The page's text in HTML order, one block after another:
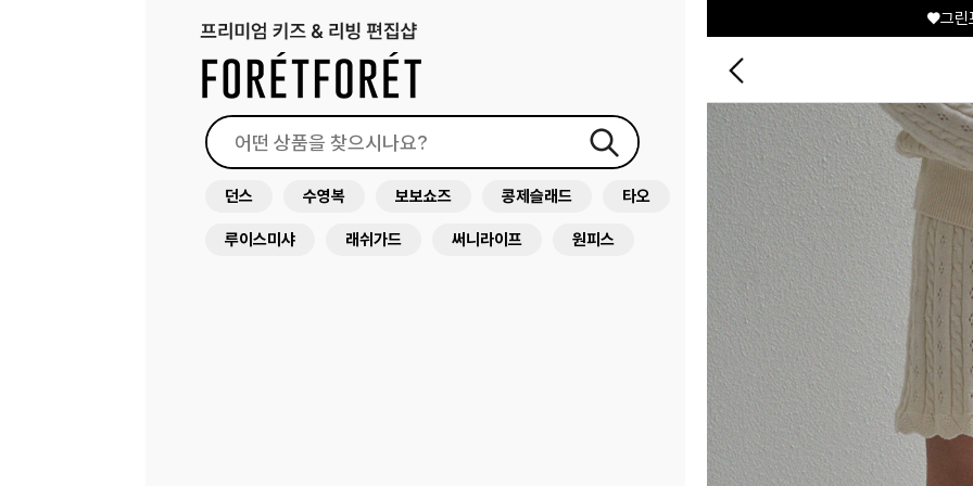
던스 수영복 보보쇼즈 콩제슬래드 타오
루이스미샤 래쉬가드 써니라이프 원피스